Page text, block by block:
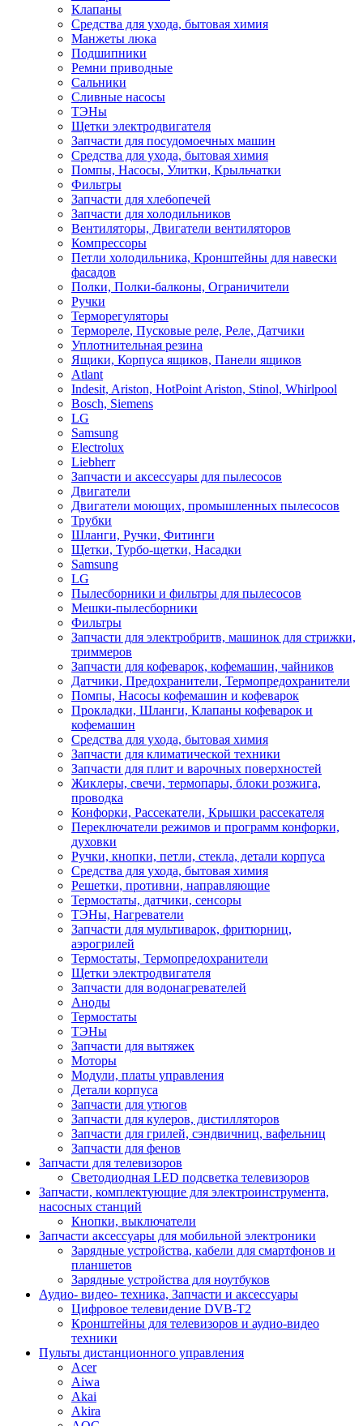
Клапаны
Средства для ухода, бытовая химия
Манжеты люка
Подшипники
Ремни приводные
Сальники
Сливные насосы
ТЭНы
Щетки электродвигателя
Запчасти для посудомоечных машин
Средства для ухода, бытовая химия
Помпы, Насосы, Улитки, Крыльчатки
Фильтры
Запчасти для хлебопечей
Запчасти для холодильников
Вентиляторы, Двигатели вентиляторов
Компрессоры
Петли холодильника, Кронштейны для навески
фасадов
Полки, Полки-балконы, Ограничители
Ручки
Терморегуляторы
Термореле, Пусковые реле, Реле, Датчики
Уплотнительная резина
Ящики, Корпуса ящиков, Панели ящиков
Atlant
Indesit, Ariston, HotPoint Ariston, Stinol, Whirlpool
Bosch, Siemens
LG
Samsung
Electrolux
Liebherr
Запчасти и аксессуары для пылесосов
Двигатели
Двигатели моющих, промышленных пылесосов
Трубки
Шланги, Ручки, Фитинги
Щетки, Турбо-щетки, Насадки
Samsung
LG
Пылесборники и фильтры для пылесосов
Мешки-пылесборники
Фильтры
Запчасти для электробритв, машинок для стрижки,
триммеров
Запчасти для кофеварок, кофемашин, чайников
Датчики, Предохранители, Термопредохранители
Помпы, Насосы кофемашин и кофеварок
Прокладки, Шланги, Клапаны кофеварок и
кофемашин
Средства для ухода, бытовая химия
Запчасти для климатической техники
Запчасти для плит и варочных поверхностей
Жиклеры, свечи, термопары, блоки розжига,
проводка
Конфорки, Рассекатели, Крышки рассекателя
Переключатели режимов и программ конфорки,
духовки
Ручки, кнопки, петли, стекла, детали корпуса
Средства для ухода, бытовая химия
Решетки, противни, направляющие
Термостаты, датчики, сенсоры
ТЭНы, Нагреватели
Запчасти для мультиварок, фритюрниц,
аэрогрилей
Термостаты, Термопредохранители
Щетки электродвигателя
Запчасти для водонагревателей
Аноды
Термостаты
ТЭНы
Запчасти для вытяжек
Моторы
Модули, платы управления
Детали корпуса
Запчасти для утюгов
Запчасти для кулеров, дистилляторов
Запчасти для грилей, сэндвичниц, вафельниц
Запчасти для фенов
Запчасти для телевизоров
Светодиодная LED подсветка телевизоров
Запчасти, комплектующие для электроинструмента,
насосных станций
Кнопки, выключатели
Запчасти аксессуары для мобильной электроники
Зарядные устройства, кабели для смартфонов и
планшетов
Зарядные устройства для ноутбуков
Аудио- видео- техника, Запчасти и аксессуары
Цифровое телевидение DVB-T2
Кронштейны для телевизоров и аудио-видео
техники
Пульты дистанционного управления
Acer
Aiwa
Akai
Akira